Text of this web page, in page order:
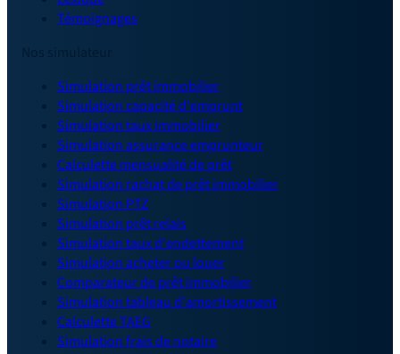
Témoignages
Simulation prêt immobilier
Simulation capacité d'emprunt
Simulation taux immobilier
Simulation assurance emprunteur
Calculette mensualité de prêt
Simulation rachat de prêt immobilier
Simulation PTZ
Simulation prêt relais
Simulation taux d'endettement
Simulation acheter ou louer
Comparateur de prêt immobilier
Simulation tableau d'amortissement
Calculette TAEG
Simulation frais de notaire